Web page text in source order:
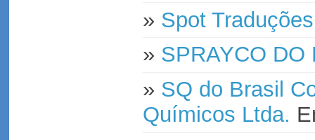
» Spot
» SPRAYCO DO
» SQ do Brasil
Químicos Ltda.